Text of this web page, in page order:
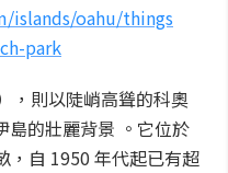
islands/oahu/things
park
，則以陡峭高聳的科奧
島的壯麗背景 。它位於
，自 1950 年代起已有超